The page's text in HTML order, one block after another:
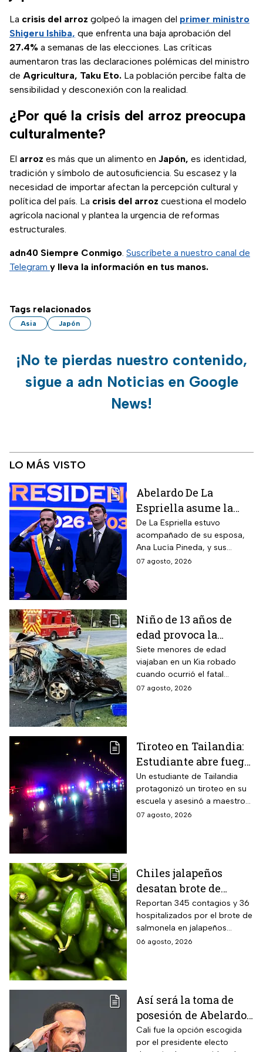
La crisis del arroz golpeó la imagen del primer ministro
Shigeru Ishiba, que enfrenta una baja aprobación del
27.4% a semanas de las elecciones. Las críticas
aumentaron tras las declaraciones polémicas del ministro
de Agricultura, Taku Eto. La población percibe falta de
sensibilidad y desconexión con la realidad.
¿Por qué la crisis del arroz preocupa
culturalmente?
El arroz es más que un alimento en Japón, es identidad,
tradición y símbolo de autosuficiencia. Su escasez y la
necesidad de importar afectan la percepción cultural y
política del país. La crisis del arroz cuestiona el modelo
agrícola nacional y plantea la urgencia de reformas
estructurales.
adn40 Siempre Conmigo. Suscríbete a nuestro canal de
Telegram y lleva la información en tus manos.
Tags relacionados
Asia Japón
¡No te pierdas nuestro contenido,
sigue a adn Noticias en Google
News!
LO MÁS VISTO
Abelardo De La
Espriella asume la
presidencia de
Colombia; así fue su
atípica investidura en
Cali
De La Espriella estuvo
acompañado de su esposa,
Ana Lucía Pineda, y sus
cuatro hijos, además de los
07 agosto, 2026
Niño de 13 años de
edad provoca la
muerte un hombre de
58 años y deja 6
lesionados
Siete menores de edad
viajaban en un Kia robado
cuando ocurrió el fatal
accidente en Maryland; la
07 agosto, 2026
Tiroteo en Tailandia:
Estudiante abre fuego
contra maestros y
alumnos; antes mató a
sus abuelos
Un estudiante de Tailandia
protagonizó un tiroteo en su
escuela y asesinó a maestros
y alumnos
07 agosto, 2026
Chiles jalapeños
desatan brote de
salmonella en 27
estados de EUA
Reportan 345 contagios y 36
hospitalizados por el brote de
salmonela en jalapeños
exportados desde México
06 agosto, 2026
Así será la toma de
posesión de Abelardo
De La Espriella en
Cali, Colombia: fecha,
Cali fue la opción escogida
por el presidente electo